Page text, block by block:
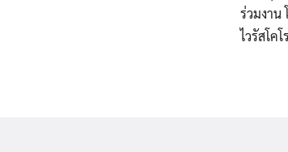
ร่วมงาน
ไวรัสโค